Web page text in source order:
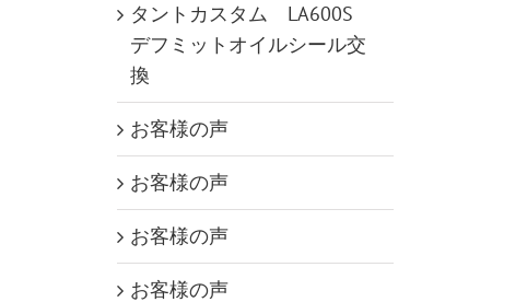
タントカスタム LA600S
デフミットオイルシール交
換
お客様の声
お客様の声
お客様の声
お客様の声